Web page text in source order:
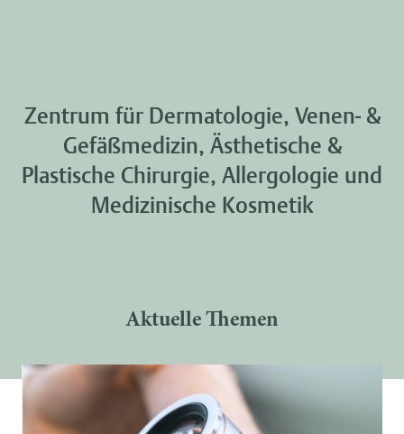
Zentrum für Dermatologie, Venen- &
Gefäßmedizin, Ästhetische &
Plastische Chirurgie, Allergologie und
Medizinische Kosmetik
Aktuelle Themen